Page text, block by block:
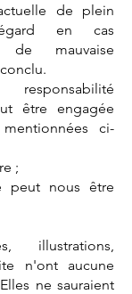
de plein
en cas
de mauvaise
être engagée
ci-
;
peut nous être
illustrations,
n'ont aucune
ne sauraient